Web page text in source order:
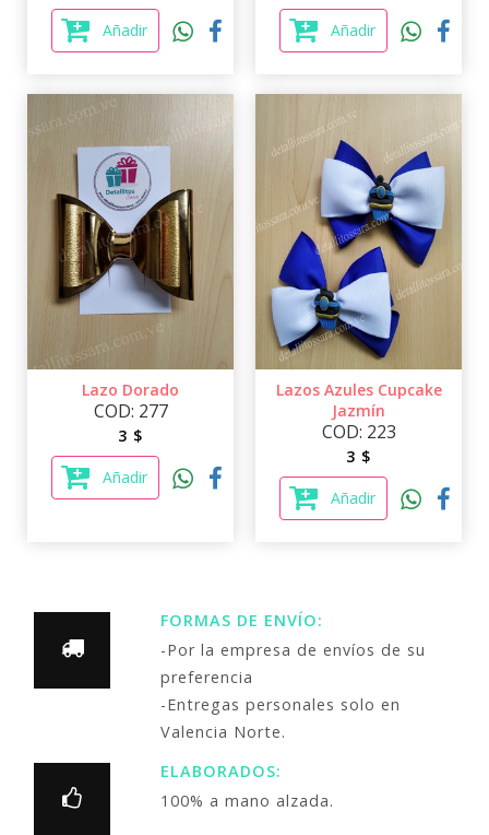
Añadir
Añadir
Lazo Dorado
COD: 277
3 $
Añadir
Lazos Azules Cupcake
Jazmín
COD: 223
3 $
Añadir
FORMAS DE ENVÍO:
-Por la empresa de envíos de su
preferencia
-Entregas personales solo en
Valencia Norte.
ELABORADOS:
100% a mano alzada.